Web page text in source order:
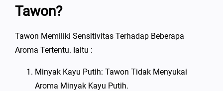
Tawon?
Tawon Memiliki Sensitivitas Terhadap Beberapa
Aroma Tertentu. Iaitu :
Minyak Kayu Putih: Tawon Tidak Menyukai
Aroma Minyak Kayu Putih.